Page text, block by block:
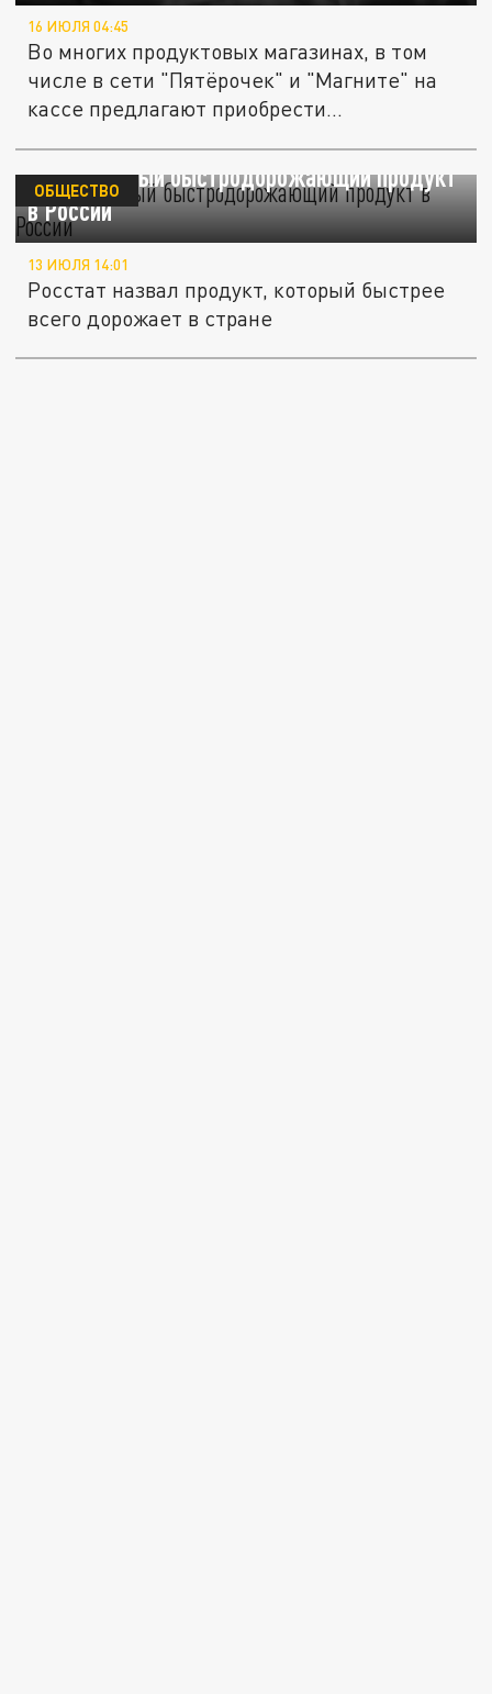
16 ИЮЛЯ 04:45
Во многих продуктовых магазинах, в том
числе в сети "Пятёрочек" и "Магните" на
кассе предлагают приобрести...
Назван самый быстродорожающий продукт
в России
ОБЩЕСТВО
13 ИЮЛЯ 14:01
Росстат назвал продукт, который быстрее
всего дорожает в стране